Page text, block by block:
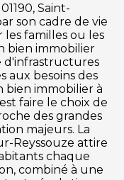
Saint-
son cadre de vie
les familles ou les
bien immobilier
d'infrastructures
aux besoins des
bien immobilier à
faire le choix de
des grandes
majeurs. La
Reyssouze attire
chaque
combiné à une